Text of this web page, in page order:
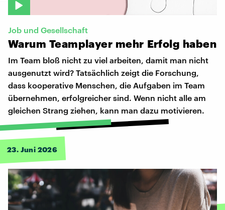
Job und Gesellschaft
Warum Teamplayer mehr Erfolg haben
Im Team bloß nicht zu viel arbeiten, damit man nicht
ausgenutzt wird? Tatsächlich zeigt die Forschung,
dass kooperative Menschen, die Aufgaben im Team
übernehmen, erfolgreicher sind. Wenn nicht alle am
gleichen Strang ziehen, kann man dazu motivieren.
23. Juni 2026